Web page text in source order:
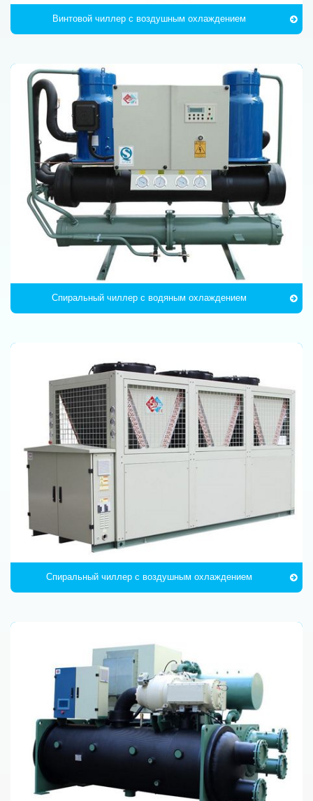
Винтовой чиллер с воздушным охлаждением
Спиральный чиллер с водяным охлаждением
Спиральный чиллер с воздушным охлаждением